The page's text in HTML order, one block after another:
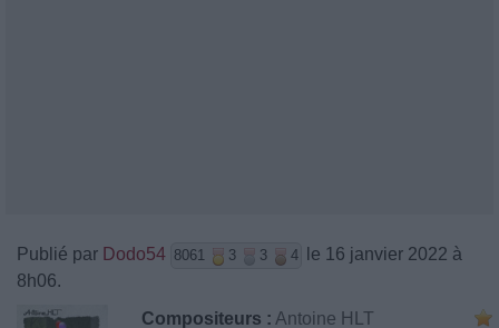
Publié par Dodo54 8061 3 3 4
le 16 janvier 2022 à
8h06.
Compositeurs : Antoine HLT